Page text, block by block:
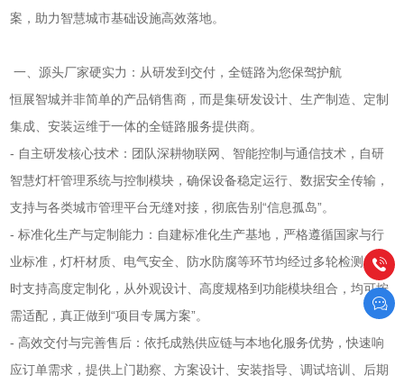
案，助力智慧城市基础设施高效落地。
一、源头厂家硬实力：从研发到交付，全链路为您保驾护航
恒展智城并非简单的产品销售商，而是集研发设计、生产制造、定制
集成、安装运维于一体的全链路服务提供商。
- 自主研发核心技术：团队深耕物联网、智能控制与通信技术，自研
智慧灯杆管理系统与控制模块，确保设备稳定运行、数据安全传输，
支持与各类城市管理平台无缝对接，彻底告别“信息孤岛”。
- 标准化生产与定制能力：自建标准化生产基地，严格遵循国家与行
业标准，灯杆材质、电气安全、防水防腐等环节均经过多轮检测；同
时支持高度定制化，从外观设计、高度规格到功能模块组合，均可按
需适配，真正做到“项目专属方案”。
- 高效交付与完善售后：依托成熟供应链与本地化服务优势，快速响
应订单需求，提供上门勘察、方案设计、安装指导、调试培训、后期